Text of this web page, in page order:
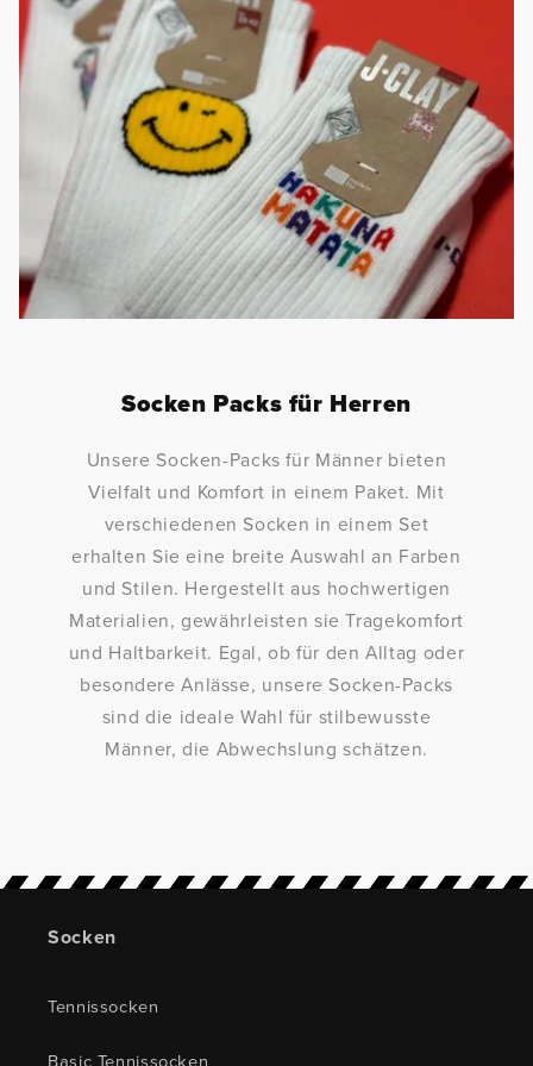
Socken Packs für Herren
Unsere Socken-Packs für Männer bieten
Vielfalt und Komfort in einem Paket. Mit
verschiedenen Socken in einem Set
erhalten Sie eine breite Auswahl an Farben
und Stilen. Hergestellt aus hochwertigen
Materialien, gewährleisten sie Tragekomfort
und Haltbarkeit. Egal, ob für den Alltag oder
besondere Anlässe, unsere Socken-Packs
sind die ideale Wahl für stilbewusste
Männer, die Abwechslung schätzen.
Socken
Tennissocken